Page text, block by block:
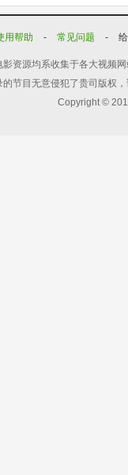
用帮助 - 常见问题 -
资源均系收集于各大视频
的节目无意侵犯了贵司版权
Copyright ©